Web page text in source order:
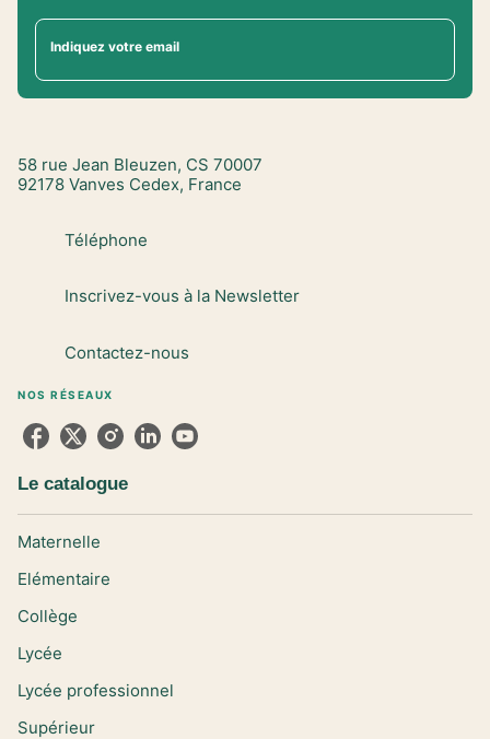
Indiquez votre email
58 rue Jean Bleuzen, CS 70007
92178 Vanves Cedex, France
Téléphone
Inscrivez-vous à la Newsletter
Contactez-nous
NOS RÉSEAUX
Le catalogue
Maternelle
Elémentaire
Collège
Lycée
Lycée professionnel
Supérieur